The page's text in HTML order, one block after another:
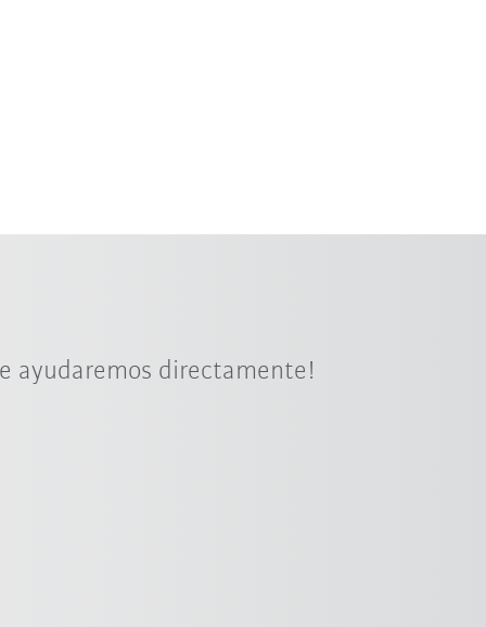
ayudaremos directamente!